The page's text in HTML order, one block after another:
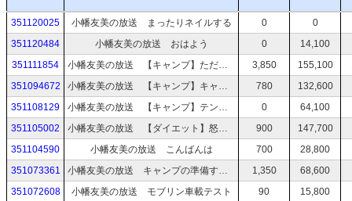
351120025 小幡友美の放送 まったりネイルする 0
0
351120484
小幡友美の放送 おはよう 0
14,100
351111854
小幡友美の放送 【キャンプ】ただひたすら夜景を眺める枠（野生動物来るかも？ 3,850 155,100
351094672
小幡友美の放送 【キャンプ】キャンプしながら湖上祭の花火を高画質でみてみよう 780
132,600
351108129
小幡友美の放送 【キャンプ】テント設営垂れ流し ※コメント拾えませんm(_ _)m 0
64,100
351105002
小幡友美の放送 【ダイエット】怒りの筋トレ有酸素運動 900 147,700
351104590
小幡友美の放送 こんばんは 700
28,800
351073361
小幡友美の放送 キャンプの準備する！ 1,350 68,600
351072608
小幡友美の放送 モブリン車載テスト 90
15,800